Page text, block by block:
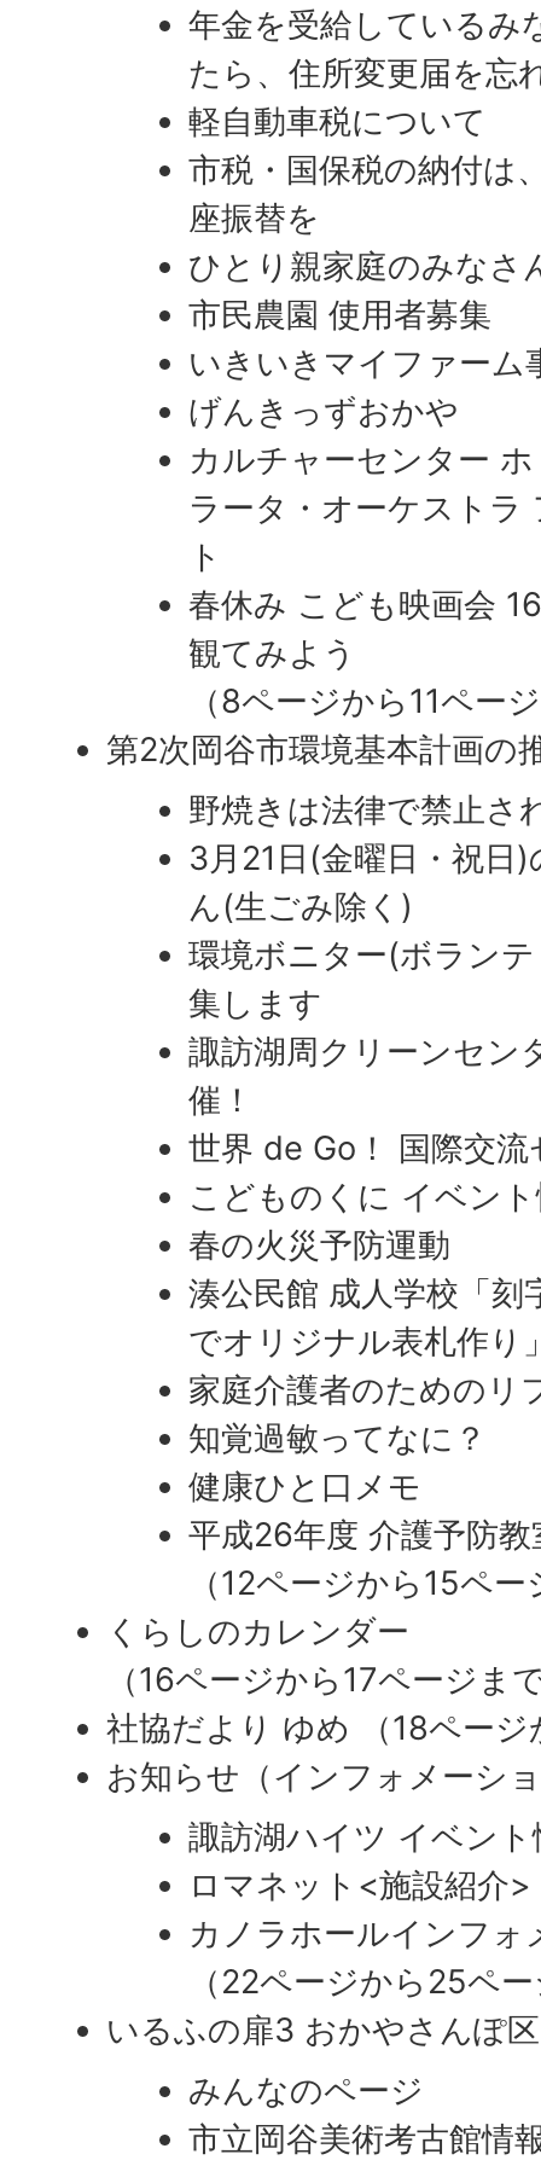
年金を受給しているみ
たら、住所変更届を忘
軽自動車税について
市税・国保税の納付は
座振替を
ひとり親家庭のみなさ
市民農園 使用者募集
いきいきマイファーム
げんきっずおかや
カルチャーセンター
ラータ・オーケスト
ト
春休み こども映画会
観てみよう
（8ページから11ペー
第2次岡谷市環境基本計画の
野焼きは法律で禁止さ
3月21日(金曜日・祝日
ん(生ごみ除く)
環境ボニター(ボラン
集します
諏訪湖周クリーンセン
催！
世界 de Go！ 国際交
こどものくに イベン
春の火災予防運動
湊公民館 成人学校「刻
でオリジナル表札作り
家庭介護者のためのリ
知覚過敏ってなに？
健康ひと口メモ
平成26年度 介護予防
（12ページから15ペ
くらしのカレンダー
（16ページから17ページま
社協だより ゆめ （18ペー
お知らせ（インフォメーシ
諏訪湖ハイツ イベント
ロマネット<施設紹介>
カノラホールインフォ
（22ページから25ペ
いるふの扉3 おかやさんぽ
みんなのページ
市立岡谷美術考古館情